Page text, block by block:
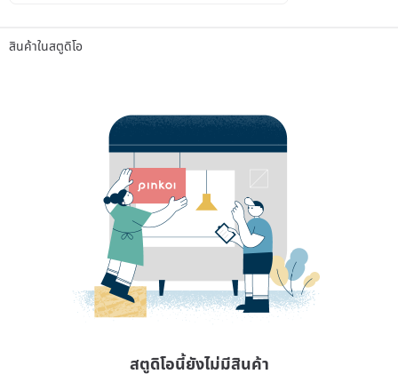
สินค้าในสตูดิโอ
สตูดิโอนี้ยังไม่มีสินค้า